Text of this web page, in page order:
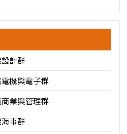
設計群
電機與電子群
商業與管理群
海事群